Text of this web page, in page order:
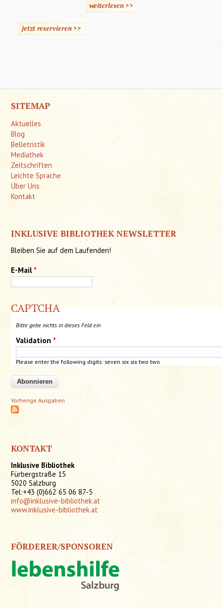
weiterlesen >>
jetzt reservieren >>
SITEMAP
Aktuelles
Blog
Belletristik
Mediathek
Zeitschriften
Leichte Sprache
Über Uns
Kontakt
INKLUSIVE BIBLIOTHEK NEWSLETTER
Bleiben Sie auf dem Laufenden!
E-Mail *
CAPTCHA
Bitte gebe nichts in dieses Feld ein
Validation *
Please enter the following digits: seven six six two two
Vorherige Ausgaben
KONTAKT
Inklusive Bibliothek
Fürbergstraße 15
5020 Salzburg
Tel:+43 (0)662 65 06 87-5
info@inklusive-bibliothek.at
www.inklusive-bibliothek.at
FÖRDERER/SPONSOREN